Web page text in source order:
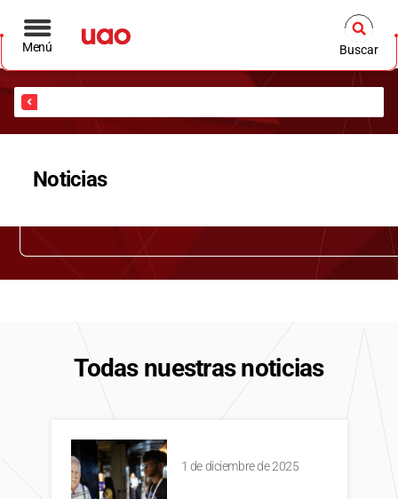
Menú Buscar
Noticias
Todas nuestras noticias
1 de diciembre de 2025